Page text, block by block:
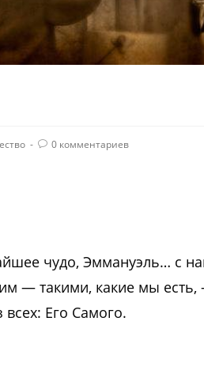
0 комментариев
чудо, Эммануэль… с
— такими, какие мы есть,
Его Самого.